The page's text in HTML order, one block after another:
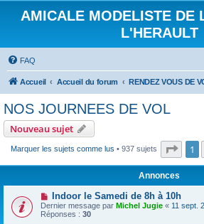
AMICALE MODELISTE DE
L'HERAULT
FAQ
Accueil Accueil du forum RENDEZ VOUS DE
NOS JOURNEES DE VOL
Nouveau sujet
Marquer les sujets comme lus • 937 sujets Page
1
Annonces
Indoor le Samedi de 8h à 10h
Dernier message par Michel Jugie « 11 sept.
Réponses : 30